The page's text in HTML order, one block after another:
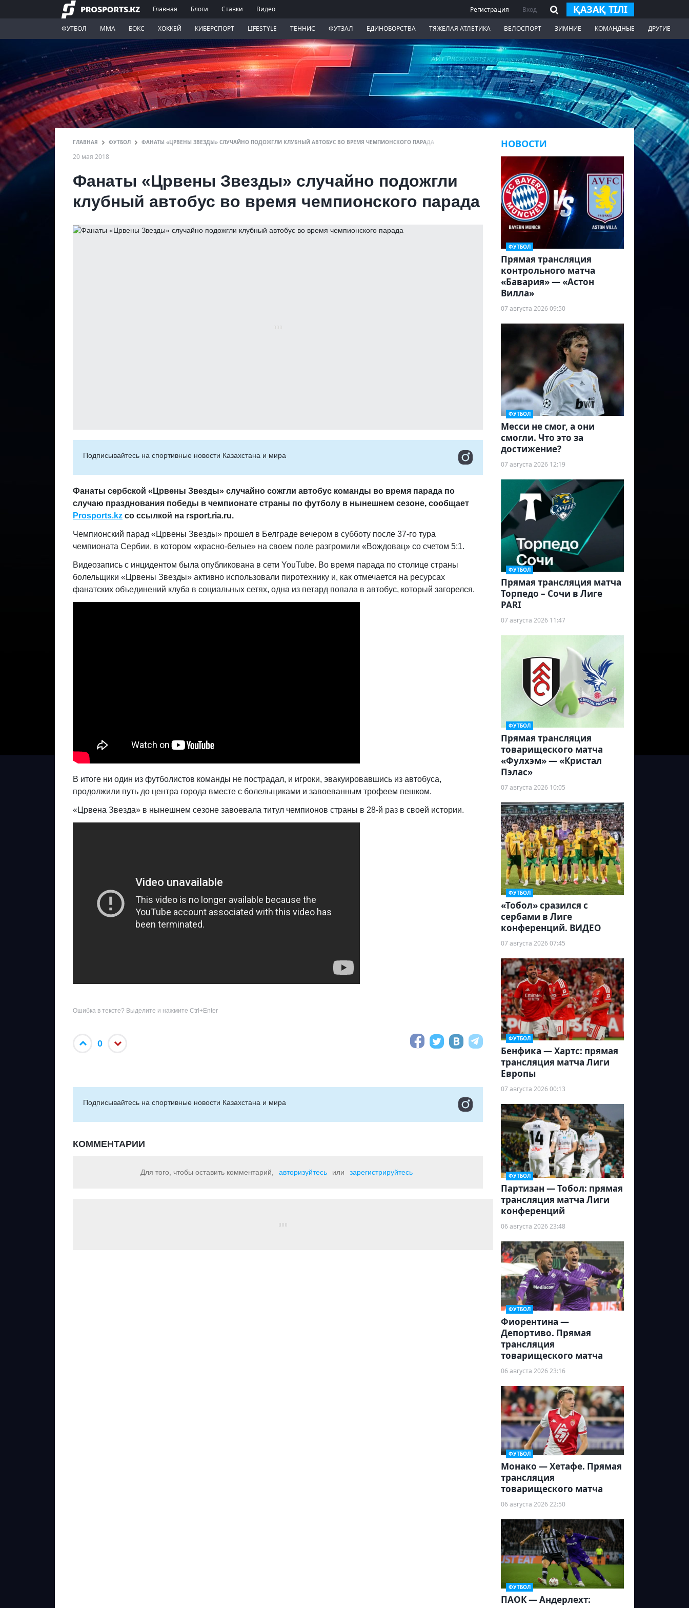
Главная Блоги Ставки Видео Регистрация Вход ҚАЗАҚ ТІЛІ
ФУТБОЛ ММА БОКС ХОККЕЙ КИБЕРСПОРТ LIFESTYLE ТЕННИС ФУТЗАЛ ЕДИНОБОРСТВА ТЯЖЕЛАЯ АТЛЕТИКА ВЕЛОСПОРТ ЗИМНИЕ КОМАНДНЫЕ ДРУГИЕ
ГЛАВНАЯ ФУТБОЛ ФАНАТЫ «ЦРВЕНЫ ЗВЕЗДЫ» СЛУЧАЙНО ПОДОЖГЛИ КЛУБНЫЙ АВТОБУС ВО ВРЕМЯ ЧЕМПИОНСКОГО ПАРАДА
20 мая 2018
Фанаты «Црвены Звезды» случайно подожгли
клубный автобус во время чемпионского парада
Подписывайтесь на cпортивные новости Казахстана и мира
Фанаты сербской «Црвены Звезды» случайно сожгли автобус команды во время парада по
случаю празднования победы в чемпионате страны по футболу в нынешнем сезоне, сообщает
Prosports.kz со ссылкой на rsport.ria.ru.
Чемпионский парад «Црвены Звезды» прошел в Белграде вечером в субботу после 37-го тура
чемпионата Сербии, в котором «красно-белые» на своем поле разгромили «Вождовац» со счетом 5:1.
Видеозапись с инцидентом была опубликована в сети YouTube. Во время парада по столице страны
болельщики «Црвены Звезды» активно использовали пиротехнику и, как отмечается на ресурсах
фанатских объединений клуба в социальных сетях, одна из петард попала в автобус, который загорелся.
В итоге ни один из футболистов команды не пострадал, и игроки, эвакуировавшись из автобуса,
продолжили путь до центра города вместе с болельщиками и завоеванным трофеем пешком.
«Црвена Звезда» в нынешнем сезоне завоевала титул чемпионов страны в 28-й раз в своей истории.
Ошибка в тексте? Выделите и нажмите Ctrl+Enter
0
Подписывайтесь на cпортивные новости Казахстана и мира
КОММЕНТАРИИ
Для того, чтобы оставить комментарий, авторизуйтесь или зарегистрируйтесь
НОВОСТИ
ФУТБОЛ
Прямая трансляция
контрольного матча
«Бавария» — «Астон
Вилла»
07 августа 2026 09:50
ФУТБОЛ
Месси не смог, а они
смогли. Что это за
достижение?
07 августа 2026 12:19
ФУТБОЛ
Прямая трансляция матча
Торпедо – Сочи в Лиге
PARI
07 августа 2026 11:47
ФУТБОЛ
Прямая трансляция
товарищеского матча
«Фулхэм» — «Кристал
Пэлас»
07 августа 2026 10:05
ФУТБОЛ
«Тобол» сразился с
сербами в Лиге
конференций. ВИДЕО
07 августа 2026 07:45
ФУТБОЛ
Бенфика — Хартс: прямая
трансляция матча Лиги
Европы
07 августа 2026 00:13
ФУТБОЛ
Партизан — Тобол: прямая
трансляция матча Лиги
конференций
06 августа 2026 23:48
ФУТБОЛ
Фиорентина —
Депортиво. Прямая
трансляция
товарищеского матча
06 августа 2026 23:16
ФУТБОЛ
Монако — Хетафе. Прямая
трансляция
товарищеского матча
06 августа 2026 22:50
ФУТБОЛ
ПАОК — Андерлехт: